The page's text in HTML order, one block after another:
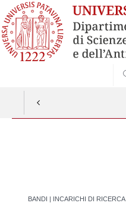
BANDI | INCARICHI DI RICERCA